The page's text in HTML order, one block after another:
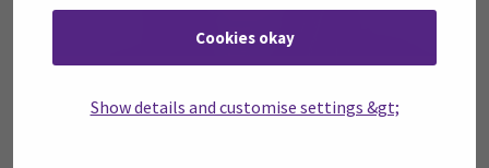
Cookies okay
Show details and customise settings &gt;